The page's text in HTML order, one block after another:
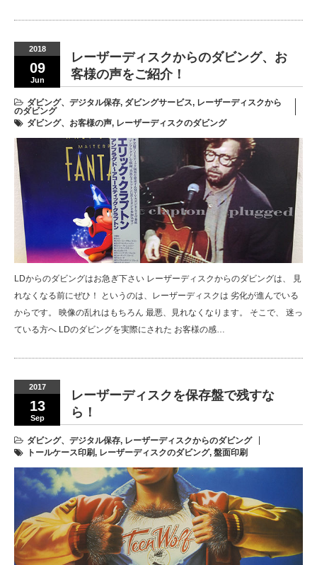
2018
09
Jun
レーザーディスクからのダビング、お
客様の声をご紹介！
ダビング、デジタル保存, ダビングサービス, レーザーディスクから
のダビング
ダビング、お客様の声, レーザーディスクのダビング
LDからのダビングはお急ぎ下さい レーザーディスクからのダビングは、 見
れなくなる前にぜひ！ というのは、レーザーディスクは 劣化が進んでいる
からです。 映像の乱れはもちろん 最悪、見れなくなります。 そこで、 迷っ
ている方へ LDのダビングを実際にされた お客様の感…
2017
13
Sep
レーザーディスクを保存盤で残すな
ら！
ダビング、デジタル保存, レーザーディスクからのダビング
トールケース印刷, レーザーディスクのダビング, 盤面印刷